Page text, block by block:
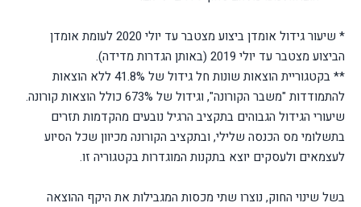
* שיעור גידול אומדן ביצוע מצטבר עד יולי 2020 לעומת אומדן
הביצוע מצטבר עד יולי 2019 (באותן הגדרות מדידה).
** בקטגוריית הוצאות שונות חל גידול של 41.8% ללא הוצאות
להתמודדות "משבר הקורונה", וגידול של 673% כולל הוצאות קורונה.
שיעורי הגידול הגבוהים בתקציב הרגיל נובעים מהקדמות תזרים
בתשלומי מס הכנסה שלילי, ובתקציב הקורונה מכיוון שכל הסיוע
לעצמאים ולעסקים יוצא בתקנות המוגדרות בקטגוריה זו.
בשל שינוי החוק, נוצרו שתי מכסות המגבילות את היקף ההוצאה